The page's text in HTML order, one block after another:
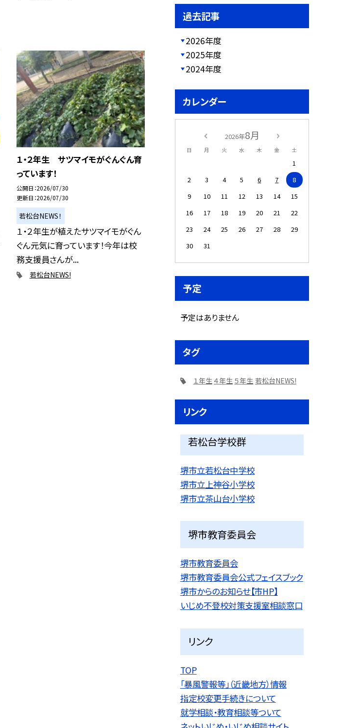
１・２年生 サツマイモがぐんぐん育
っています！
公開日 2026/07/30
更新日 2026/07/30
若松台NEWS！
１・２年生が植えたサツマイモがぐん
ぐん元気に育っています！今年は校
務支援員さんが...
若松台NEWS!
過去記事
2026年度
2025年度
2024年度
カレンダー
2026年8月
日 月 火 水 木 金 土
1
2
3 4 5 6 7
8
9
10 11 12 13 14
15
16
17 18 19 20 21
22
23
24 25 26 27 28
29
30
31
予定
予定はありません
タグ
１年生 ４年生 ５年生 若松台NEWS!
リンク
若松台学校群
堺市立若松台中学校
堺市立上神谷小学校
堺市立茶山台小学校
堺市教育委員会
堺市教育委員会
堺市教育委員会公式フェイスブック
堺市からのお知らせ【市HP】
いじめ不登校対策支援室相談窓口
リンク
TOP
「暴風警報等」（近畿地方）情報
指定校変更手続きについて
就学相談・教育相談等ついて